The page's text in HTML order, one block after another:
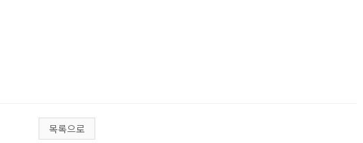
목록으로